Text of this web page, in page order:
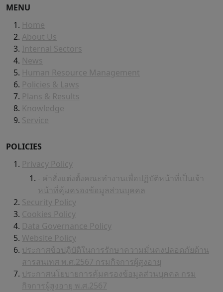
MENU
Home
About Us
Internal Sectors
News
Human Resource Management
Policies & Laws
Plans & Results
Knowledge
Service
POLICIES
Privacy Policy
- คำสั่งแต่งตั้งคณะทำงานเพื่อปฏิบัติหน้าที่เป็นเจ้า
หน้าที่คุ้มครองข้อมูลส่วนบุคคล
Security Policy
Cookies Policy
Data Governance Policy
Website Policy
ประกาศข้อปฏิบัติในการรักษาความมั่นคงปลอดภัยด้าน
สารสนเทศ พ.ศ.2567 กรมกิจการผู้สูงอายุ
ประกาศนโยบายการคุ้มครองข้อมูลส่วนบุคคล กรม
กิจการผู้สูงอายุ พ.ศ.2567